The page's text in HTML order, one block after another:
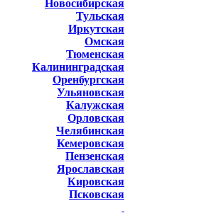
Новосибирская
Тульская
Иркутская
Омская
Тюменская
Калининградская
Оренбургская
Ульяновская
Калужская
Орловская
Челябинская
Кемеровская
Пензенская
Ярославская
Кировская
Псковская